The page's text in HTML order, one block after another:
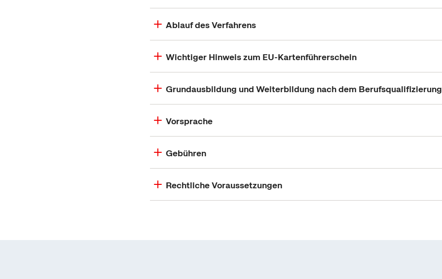
Ablauf des Verfahrens
Wichtiger Hinweis zum EU-Kartenführerschein
Grundausbildung und Weiterbildung nach dem
Vorsprache
Gebühren
Rechtliche Voraussetzungen